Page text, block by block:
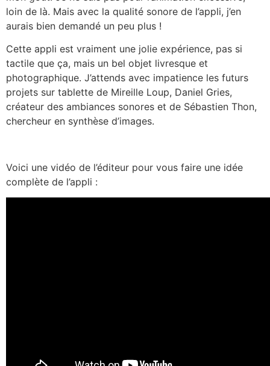
loin de là. Mais avec la qualité sonore de l’appli, j’en
aurais bien demandé un peu plus !
Cette appli est vraiment une jolie expérience, pas si
tactile que ça, mais un bel objet livresque et
photographique. J’attends avec impatience les futurs
projets sur tablette de Mireille Loup, Daniel Gries,
créateur des ambiances sonores et de Sébastien Thon,
chercheur en synthèse d’images.
Voici une vidéo de l’éditeur pour vous faire une idée
complète de l’appli :